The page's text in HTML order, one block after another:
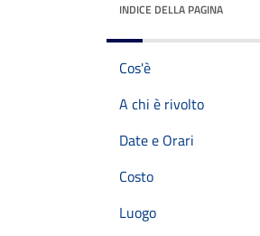
INDICE DELLA PAGINA
Cos'è
A chi è rivolto
Date e Orari
Costo
Luogo